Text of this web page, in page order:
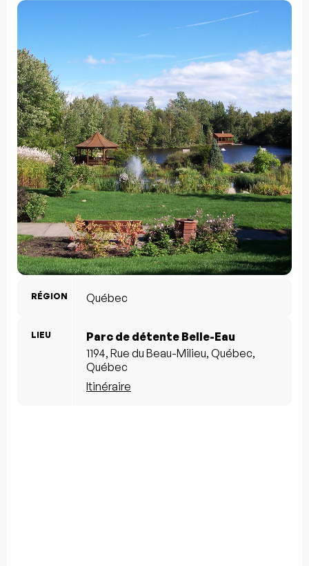
RÉGION Québec
LIEU
Parc de détente Belle-Eau
1194, Rue du Beau-Milieu, Québec,
Québec
Itinéraire